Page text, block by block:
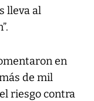
lleva al
en
de mil
riesgo contra